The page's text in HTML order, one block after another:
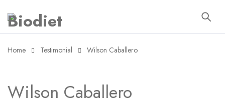
Home Testimonial Wilson Caballero
Wilson Caballero